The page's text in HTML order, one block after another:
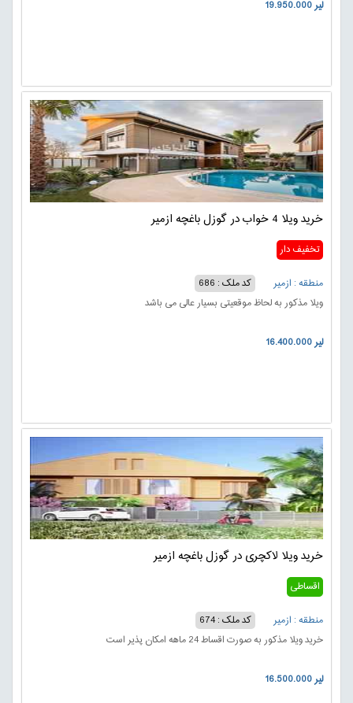
19.950.000 لیر
خرید ویلا 4 خواب در گوزل باغچه ازمیر
تخفیف دار
منطقه : ازمیر
کد ملک : 686
ویلا مذکور به لحاظ موقعیتی بسیار عالی می باشد
16.400.000 لیر
خرید ویلا لاکچری در گوزل باغچه ازمیر
اقساطی
منطقه : ازمیر
کد ملک : 674
خرید ویلا مذکور به صورت اقساط 24 ماهه امکان پذیر است
16.500.000 لیر